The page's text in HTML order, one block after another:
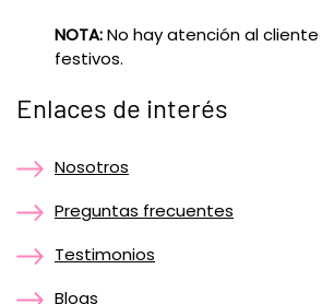
NOTA:No hay atención al
festivos.
Enlaces de interés
Nosotros
Preguntas frecuentes
Testimonios
Blogs